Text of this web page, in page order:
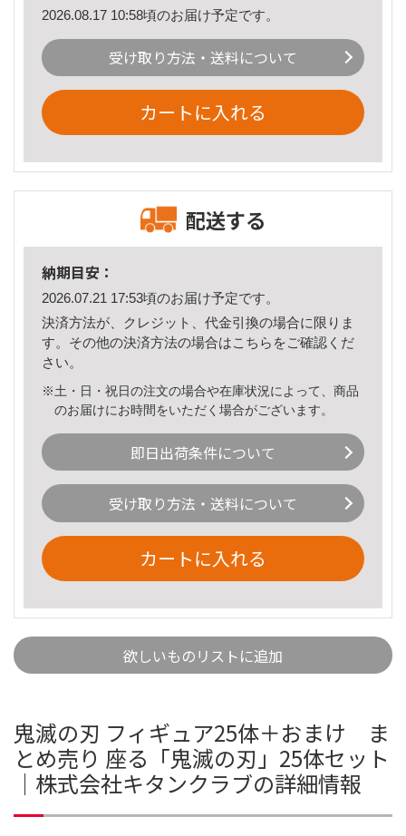
2026.08.17 10:58頃のお届け予定です。
受け取り方法・送料について
カートに入れる
配送する
納期目安：
2026.07.21 17:53頃のお届け予定です。
決済方法が、クレジット、代金引換の場合に限りま
す。その他の決済方法の場合はこちら をご確認くだ
さい。
※土・日・祝日の注文の場合や在庫状況によって、商品
のお届けにお時間をいただく場合がございます。
即日出荷条件について
受け取り方法・送料について
カートに入れる
欲しいものリストに追加
鬼滅の刃 フィギュア25体＋おまけ ま
とめ売り 座る「鬼滅の刃」25体セット
｜株式会社キタンクラブの詳細情報